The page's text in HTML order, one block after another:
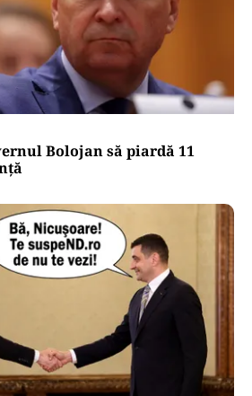
Bolojan să piardă 11